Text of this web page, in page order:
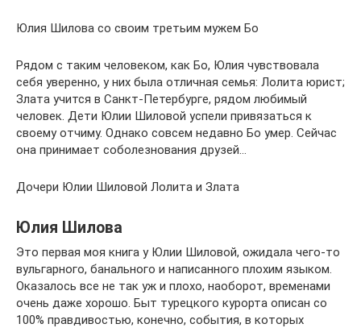
Юлия Шилова со своим третьим мужем Бо
Рядом с таким человеком, как Бо, Юлия чувствовала
себя уверенно, у них была отличная семья: Лолита юрист;
Злата учится в Санкт-Петербурге, рядом любимый
человек. Дети Юлии Шиловой успели привязаться к
своему отчиму. Однако совсем недавно Бо умер. Сейчас
она принимает соболезнования друзей…
Дочери Юлии Шиловой Лолита и Злата
Юлия Шилова
Это первая моя книга у Юлии Шиловой, ожидала чего-то
вульгарного, банального и написанного плохим языком.
Оказалось все не так уж и плохо, наоборот, временами
очень даже хорошо. Быт турецкого курорта описан со
100% правдивостью, конечно, события, в которых